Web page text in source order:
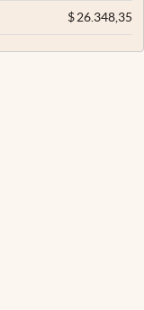
$26.348,35